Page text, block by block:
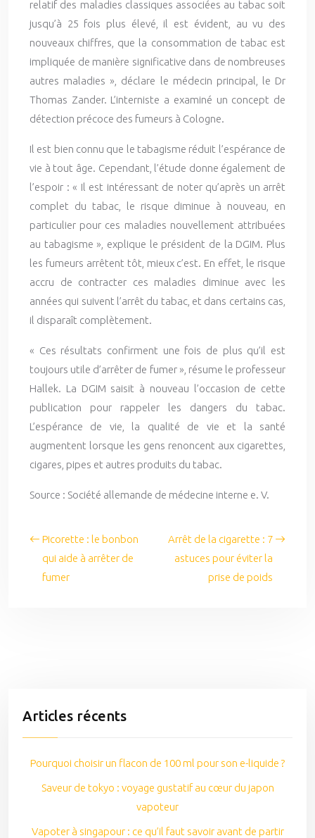
relatif des maladies classiques associées au tabac soit
jusqu’à 25 fois plus élevé, il est évident, au vu des
nouveaux chiffres, que la consommation de tabac est
impliquée de manière significative dans de nombreuses
autres maladies », déclare le médecin principal, le Dr
Thomas Zander. L’interniste a examiné un concept de
détection précoce des fumeurs à Cologne.
Il est bien connu que le tabagisme réduit l’espérance de
vie à tout âge. Cependant, l’étude donne également de
l’espoir : « Il est intéressant de noter qu’après un arrêt
complet du tabac, le risque diminue à nouveau, en
particulier pour ces maladies nouvellement attribuées
au tabagisme », explique le président de la DGIM. Plus
les fumeurs arrêtent tôt, mieux c’est. En effet, le risque
accru de contracter ces maladies diminue avec les
années qui suivent l’arrêt du tabac, et dans certains cas,
il disparaît complètement.
« Ces résultats confirment une fois de plus qu’il est
toujours utile d’arrêter de fumer », résume le professeur
Hallek. La DGIM saisit à nouveau l’occasion de cette
publication pour rappeler les dangers du tabac.
L’espérance de vie, la qualité de vie et la santé
augmentent lorsque les gens renoncent aux cigarettes,
cigares, pipes et autres produits du tabac.
Source : Société allemande de médecine interne e. V.
Picorette : le bonbon
qui aide à arrêter de
fumer
Arrêt de la cigarette : 7
astuces pour éviter la
prise de poids
Articles récents
Pourquoi choisir un flacon de 100 ml pour son e-liquide ?
Saveur de tokyo : voyage gustatif au cœur du japon
vapoteur
Vapoter à singapour : ce qu’il faut savoir avant de partir